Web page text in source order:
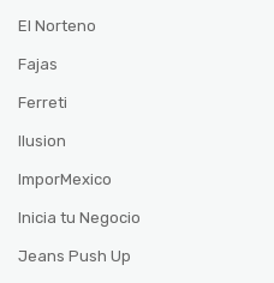
El Norteno
Fajas
Ferreti
Ilusion
ImporMexico
Inicia tu Negocio
Jeans Push Up